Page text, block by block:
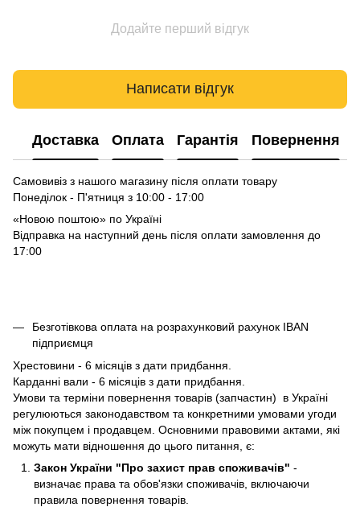
Додайте перший відгук
Написати відгук
Доставка Оплата Гарантія Повернення
Самовивіз з нашого магазину після оплати товару
Понеділок - П'ятниця з 10:00 - 17:00
«Новою поштою» по Україні
Відправка на наступний день після оплати замовлення до
17:00
Безготівкова оплата на розрахунковий рахунок IBAN
підприємця
Хрестовини - 6 місяців з дати придбання.
Карданні вали - 6 місяців з дати придбання.
Умови та терміни повернення товарів (запчастин) в Україні
регулюються законодавством та конкретними умовами угоди
між покупцем і продавцем. Основними правовими актами, які
можуть мати відношення до цього питання, є:
Закон України "Про захист прав споживачів" -
визначає права та обов'язки споживачів, включаючи
правила повернення товарів.